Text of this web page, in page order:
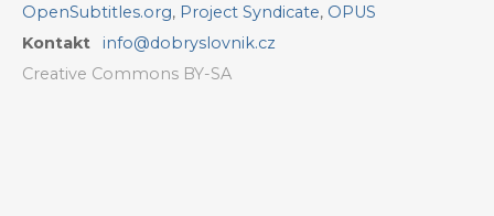
OpenSubtitles.org, Project Syndicate, OPUS
Kontakt
info@dobryslovnik.cz
Creative Commons BY-SA